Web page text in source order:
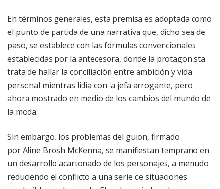
En términos generales, esta premisa es adoptada como
el punto de partida de una narrativa que, dicho sea de
paso, se establece con las fórmulas convencionales
establecidas por la antecesora, donde la protagonista
trata de hallar la conciliación entre ambición y vida
personal mientras lidia con la jefa arrogante, pero
ahora mostrado en medio de los cambios del mundo de
la moda.
Sin embargo, los problemas del guion, firmado
por Aline Brosh McKenna, se manifiestan temprano en
un desarrollo acartonado de los personajes, a menudo
reduciendo el conflicto a una serie de situaciones